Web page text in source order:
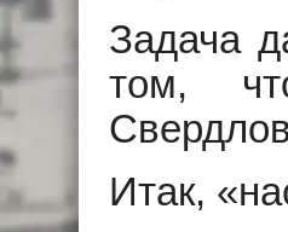
Задача
том,
Итак,